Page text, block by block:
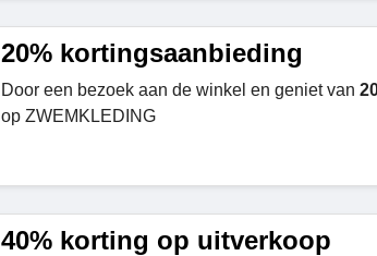
20% kortingsaanbieding
Door een bezoek aan de winkel en geniet van
op ZWEMKLEDING
40% korting op uitverkoop